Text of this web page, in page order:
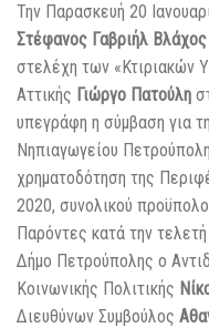
Την Παρασκευή 20
Στέφανος Γαβριήλ Βλάχος
στελέχη των «Κτιριακών
Αττικής Γιώργο Πατούλη
υπεγράφη η σύμβαση για
Νηπιαγωγείου
χρηματοδότηση της
2020, συνολικού
Παρόντες κατά την
Δήμο Πετρούπολης ο
Κοινωνικής Πολιτικής
Διευθύνων Συμβούλος